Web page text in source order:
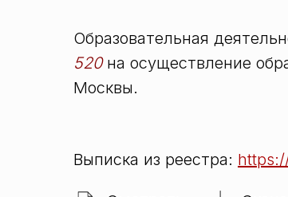
Образовательная
520на осуществление
Москвы.
Выписка из реестра: